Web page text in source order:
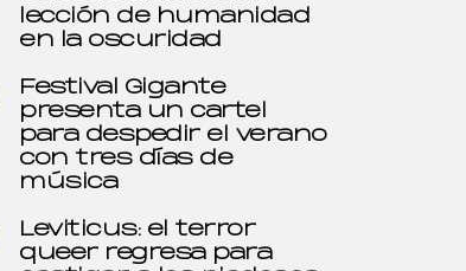
lección de humanidad
en la oscuridad
Festival Gigante
presenta un cartel
para despedir el verano
con tres días de
música
Leviticus: el terror
queer regresa para